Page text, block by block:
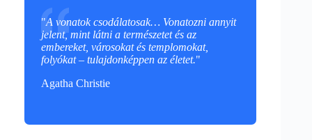
"A vonatok csodálatosak… Vonatozni annyit
jelent, mint látni a természetet és az
embereket, városokat és templomokat,
folyókat – tulajdonképpen az életet."
Agatha Christie